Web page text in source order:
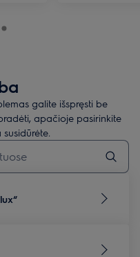
galite išspręsti be
apačioje pasirinkite
straipsnių